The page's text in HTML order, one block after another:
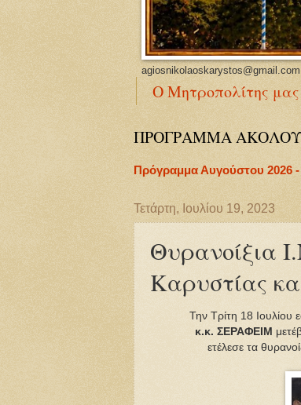
agiosnikolaoskarystos@gmail.com
Ο Μητροπολίτης μας
ΠΡΟΓΡΑΜΜΑ
Πρόγραμμα Αυγούστου 2026
Τετάρτη, Ιουλίου 19, 2023
Θυρανοίξια
Καρυστίας
Την Τρίτη 18 Ιουλίου
κ.κ. ΣΕΡΑΦΕΙΜ
ετέλεσε τα